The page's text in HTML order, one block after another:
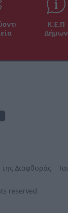
Κ.Ε.Π
Δήμων
της Διαφθοράς
reserved